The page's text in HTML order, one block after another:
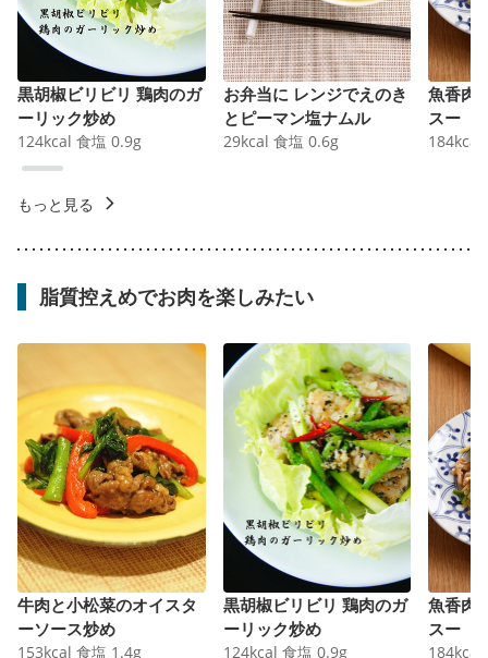
黒胡椒ビリビリ 鶏肉のガ
ーリック炒め
124kcal 食塩 0.9g
お弁当に レンジでえのき
とピーマン塩ナムル
29kcal 食塩 0.6g
魚香肉
スー
184kcal
もっと見る
脂質控えめでお肉を楽しみたい
牛肉と小松菜のオイスタ
ーソース炒め
153kcal 食塩 1.4g
黒胡椒ビリビリ 鶏肉のガ
ーリック炒め
124kcal 食塩 0.9g
魚香肉
スー
184kcal